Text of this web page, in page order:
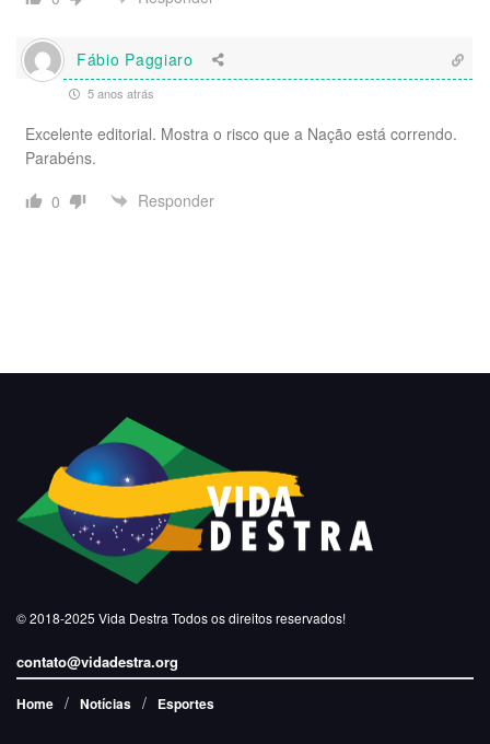
Fábio Paggiaro
5 anos atrás
Excelente editorial. Mostra o risco que a Nação está correndo.
Parabéns.
0
Responder
© 2018-2025 Vida DestraTodos os direitos reservados!
contato@vidadestra.org
Home Notícias Esportes